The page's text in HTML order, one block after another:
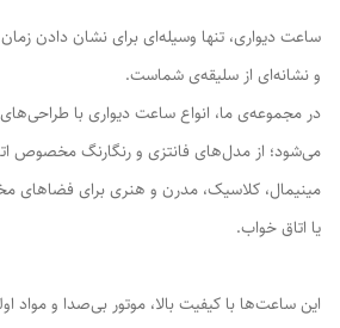
ساعت دیواری، تنها وسیله‌ای برای نشان دادن
و نشانه‌ای از سلیقه‌ی شماست.
در مجموعه‌ی ما، انواع ساعت دیواری با
می‌شود؛ از مدل‌های فانتزی و رنگارنگ مخصوص
مینیمال، کلاسیک، مدرن و هنری برای فضاهای
یا اتاق خواب.
این ساعت‌ها با کیفیت بالا، موتور بی‌صدا و مواد